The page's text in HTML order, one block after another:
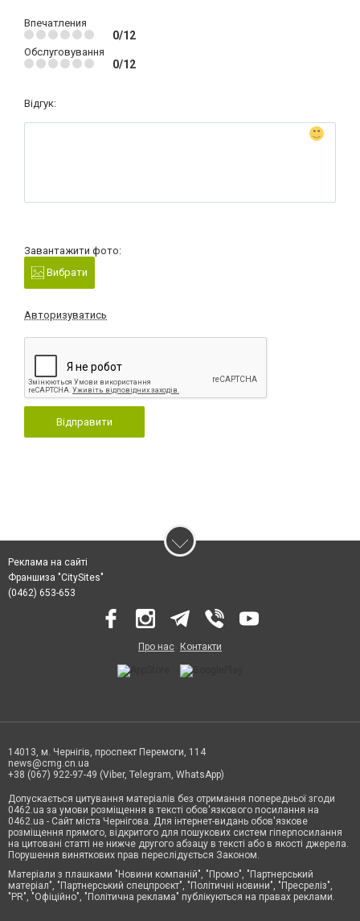
Впечатления
0/12
Обслуговування
0/12
Відгук:
Завантажити фото:
Вибрати
Авторизуватись
Відправити
Реклама на сайті
Франшиза "CitySites"
(0462) 653-653
Про нас Контакти
14013, м. Чернігів, проспект Перемоги, 114
news@cmg.cn.ua
+38 (067) 922-97-49 (Viber, Telegram, WhatsApp)
Допускається цитування матеріалів без отримання попередньої згоди
0462.ua за умови розміщення в тексті обов'язкового посилання на
0462.ua - Сайт міста Чернігова. Для інтернет-видань обов'язкове
розміщення прямого, відкритого для пошукових систем гіперпосилання
на цитовані статті не нижче другого абзацу в тексті або в якості джерела.
Порушення виняткових прав переслідується Законом.
Матеріали з плашками "Новини компаній", "Промо", "Партнерський
матеріал", "Партнерський спецпроєкт", "Політичні новини", "Пресреліз",
"PR", "Офіційно", "Політична реклама" публікуються на правах реклами.